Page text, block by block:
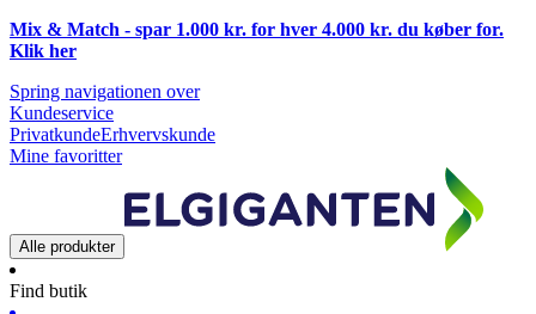
Mix & Match - spar 1.000 kr. for hver 4.000 kr. du køber for.
Klik her
Spring navigationen over
Kundeservice
PrivatkundeErhvervskunde
Mine favoritter
Alle produkter
Find butik